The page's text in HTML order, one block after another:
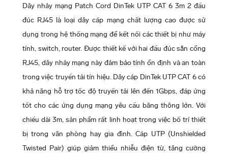
Dây nhảy mạng Patch Cord DinTek UTP CAT 6 3m 2 đầu
đúc RJ45 là loại dây cáp mạng chất lượng cao được sử
dụng trong hệ thống mạng để kết nối các thiết bị như máy
tính, switch, router. Được thiết kế với hai đầu đúc sẵn cổng
RJ45, dây nhảy mạng này đảm bảo tính ổn định và an toàn
trong việc truyền tải tín hiệu. Dây cáp DinTek UTP CAT 6 có
khả năng hỗ trợ tốc độ truyền tải lên đến 1Gbps, đáp ứng
tốt cho các ứng dụng mạng yêu cầu băng thông lớn. Với
chiều dài 3m, sản phẩm rất linh hoạt trong việc bố trí thiết
bị trong văn phòng hay gia đình. Cáp UTP (Unshielded
Twisted Pair) giúp giảm thiểu nhiễu điện từ, tăng cường